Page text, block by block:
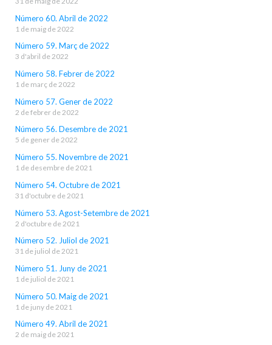
Número 60. Abril de 2022
1 de maig de 2022
Número 59. Març de 2022
3 d'abril de 2022
Número 58. Febrer de 2022
1 de març de 2022
Número 57. Gener de 2022
2 de febrer de 2022
Número 56. Desembre de 2021
5 de gener de 2022
Número 55. Novembre de 2021
1 de desembre de 2021
Número 54. Octubre de 2021
31 d'octubre de 2021
Número 53. Agost-Setembre de 2021
2 d'octubre de 2021
Número 52. Juliol de 2021
31 de juliol de 2021
Número 51. Juny de 2021
1 de juliol de 2021
Número 50. Maig de 2021
1 de juny de 2021
Número 49. Abril de 2021
2 de maig de 2021